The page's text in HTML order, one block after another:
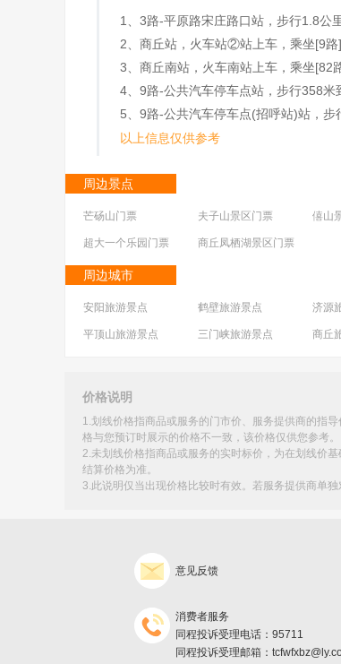
1、3路-平原路宋庄路口站，步行1.8公
2、商丘站，火车站②站上车，乘坐[9路
3、商丘南站，火车南站上车，乘坐[82
4、9路-公共汽车停车点站，步行358米
5、9路-公共汽车停车点(招呼站)站，步
以上信息仅供参考
周边景点
芒砀山门票 夫子山景区门票 僖山
超大一个乐园门票 商丘凤栖湖景区门票
周边城市
安阳旅游景点 鹤壁旅游景点 济源
平顶山旅游景点 三门峡旅游景点 商丘
价格说明
1.划线价格指商品或服务的门市价、服务提供商的指
格与您预订时展示的价格不一致，该价格仅供您参考。
2.未划线价格指商品或服务的实时标价，为在划线价
结算价格为准。
3.此说明仅当出现价格比较时有效。若服务提供商单
意见反馈
消费者服务
同程投诉受理电话：95711
同程投诉受理邮箱：